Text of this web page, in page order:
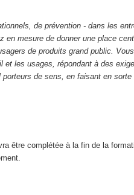
de prévention - dans les
mesure de donner une place
de produits grand public.
les usages, répondant à des
de sens, en faisant en
être complétée à la fin de la